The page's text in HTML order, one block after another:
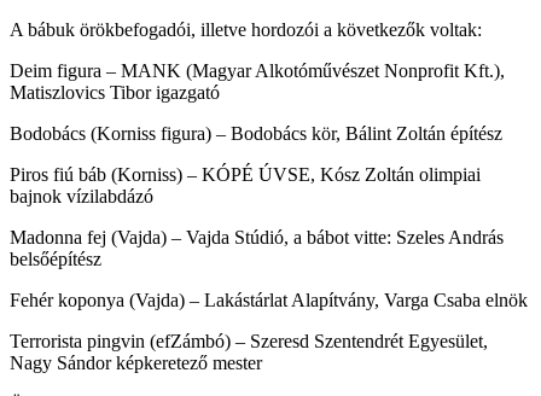
A bábuk örökbefogadói, illetve hordozói a következők voltak:
Deim figura – MANK (Magyar Alkotóművészet Nonprofit Kft.),
Matiszlovics Tibor igazgató
Bodobács (Korniss figura) – Bodobács kör, Bálint Zoltán építész
Piros fiú báb (Korniss) – KÓPÉ ÚVSE, Kósz Zoltán olimpiai
bajnok vízilabdázó
Madonna fej (Vajda) – Vajda Stúdió, a bábot vitte: Szeles András
belsőépítész
Fehér koponya (Vajda) – Lakástárlat Alapítvány, Varga Csaba elnök
Terrorista pingvin (efZámbó) – Szeresd Szentendrét Egyesület,
Nagy Sándor képkeretező mester